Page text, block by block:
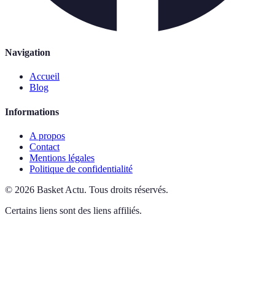
Navigation
Accueil
Blog
Informations
A propos
Contact
Mentions légales
Politique de confidentialité
© 2026 Basket Actu. Tous droits réservés.
Certains liens sont des liens affiliés.